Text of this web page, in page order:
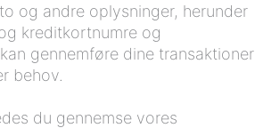
og andre oplysninger, herunder
kreditkortnumre og
gennemføre dine transaktioner
behov.
du gennemse vores